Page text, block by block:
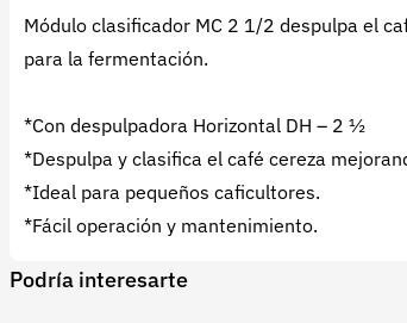
Módulo clasificador MC 2 1/2 despulpa el
para la fermentación.
*Con despulpadora Horizontal DH – 2 ½
*Despulpa y clasifica el café cereza
*Ideal para pequeños caficultores.
*Fácil operación y mantenimiento.
Podría interesarte